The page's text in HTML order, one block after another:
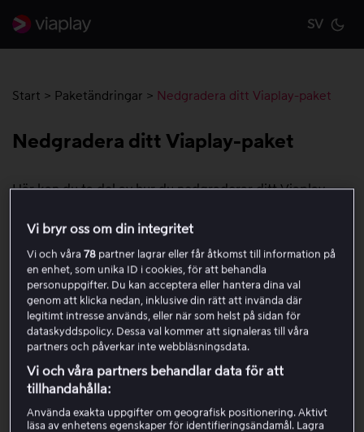
SV
Start > Paketändringar > Nedgradera ditt Viaplay-paket
Nedgradera ditt Viaplay-paket
Här kan du ta del av hur du nedgraderar ditt Viaplay-
påverkas. En nedgradering genomförs på olika sätt
beroende på om paketet hanteras direkt av Viaplay, av
Apple eller av en partner som exempelvis en TV-
leverantör.
Gå till Viaplay.se i en webbläsare.
Logga in på ditt Viaplay-konto.
Öppna
Mitt konto.
Kontrollera vilket paket du har under
Följ stegen i menyerna nedan för att nedgradera,
Vi bryr oss om din integritet
Vi och våra78 partner lagrar eller får åtkomst till information på
en enhet, som unika ID i cookies, för att behandla
personuppgifter. Du kan acceptera eller hantera dina val
genom att klicka nedan, inklusive din rätt att invända där
legitimt intresse används, eller när som helst på sidan för
dataskyddspolicy. Dessa val kommer att signaleras till våra
partners och påverkar inte webbläsningsdata.
Vi och våra partners behandlar data för att
tillhandahålla:
Använda exakta uppgifter om geografisk positionering. Aktivt
läsa av enhetens egenskaper för identifieringsändamål. Lagra